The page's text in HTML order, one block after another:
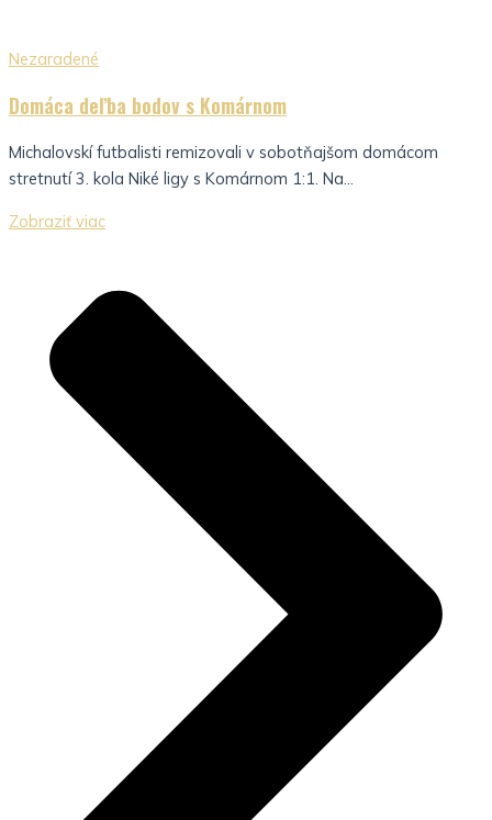
Nezaradené
Domáca deľba bodov s Komárnom
Michalovskí futbalisti remizovali v sobotňajšom domácom
stretnutí 3. kola Niké ligy s Komárnom 1:1. Na...
Zobraziť viac